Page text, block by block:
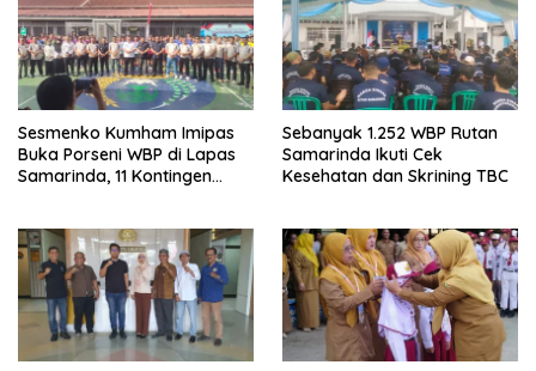
Sesmenko Kumham Imipas
Buka Porseni WBP di Lapas
Samarinda, 11 Kontingen
Sebanyak 1.252 WBP Rutan
Samarinda Ikuti Cek
Kesehatan dan Skrining TBC